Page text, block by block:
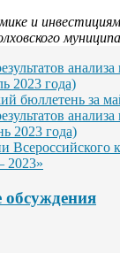
и инвестициям
2023 года)
бюллетень за
2023 года)
Всероссийского
2023»